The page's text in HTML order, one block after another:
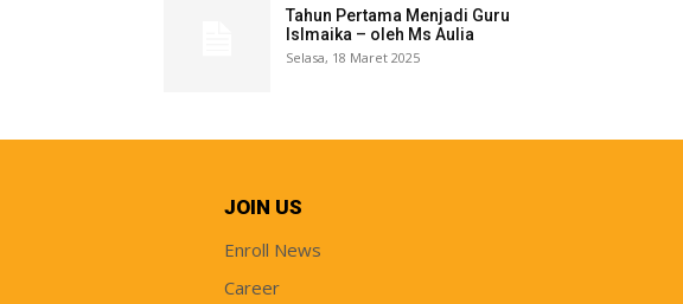
Tahun Pertama Menjadi Guru
Islmaika – oleh Ms Aulia
Selasa, 18 Maret 2025
JOIN US
Enroll News
Career